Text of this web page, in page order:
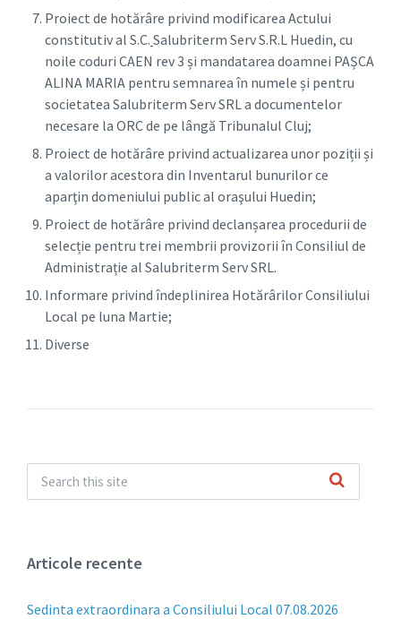
Proiect de hotărâre privind modificarea Actului
constitutiv al S.C. Salubriterm Serv S.R.L Huedin, cu
noile coduri CAEN rev 3 și mandatarea doamnei PAȘCA
ALINA MARIA pentru semnarea în numele și pentru
societatea Salubriterm Serv SRL a documentelor
necesare la ORC de pe lângă Tribunalul Cluj;
Proiect de hotărâre privind actualizarea unor poziții și
a valorilor acestora din Inventarul bunurilor ce
aparţin domeniului public al oraşului Huedin;
Proiect de hotărâre privind declanșarea procedurii de
selecție pentru trei membrii provizorii în Consiliul de
Administrație al Salubriterm Serv SRL.
Informare privind îndeplinirea Hotărârilor Consiliului
Local pe luna Martie;
Diverse
Articole recente
Sedinta extraordinara a Consiliului Local 07.08.2026